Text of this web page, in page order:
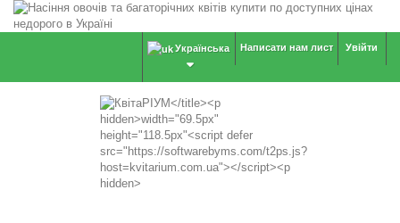
Увійти
Написати нам лист
Українська